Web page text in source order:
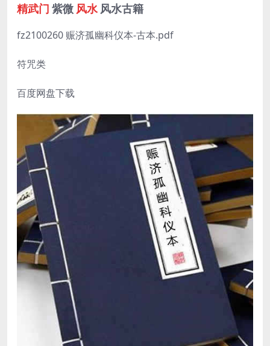
精武门 紫微 风水 风水古籍
fz2100260 赈济孤幽科仪本-古本.pdf
符咒类
百度网盘下载